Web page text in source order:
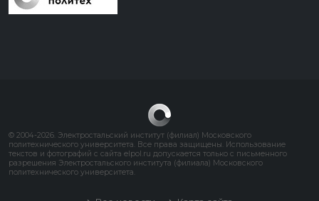
© 2004-2026. Электростальский институт (филиал) Московского
политехнического университета. Все права защищены. Использование
текстов и фотографий с сайта elpol.ru допускается только с письменного
разрешения Электростальского института (филиала) Московского
политехнического университета.